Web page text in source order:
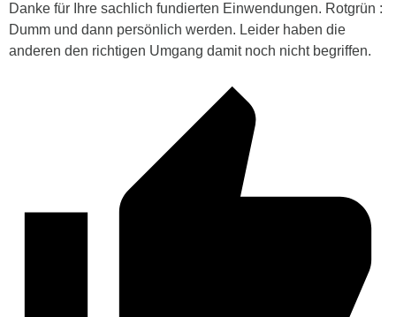
Danke für Ihre sachlich fundierten Einwendungen. Rotgrün :
Dumm und dann persönlich werden. Leider haben die
anderen den richtigen Umgang damit noch nicht begriffen.